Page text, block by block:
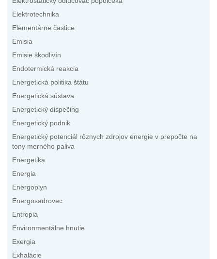
Elektrotechnika
Elementárne častice
Emisia
Emisie škodlivín
Endotermická reakcia
Energetická politika štátu
Energetická sústava
Energetický dispečing
Energetický podnik
Energetický potenciál rôznych zdrojov energie v prepočte na
tony merného paliva
Energetika
Energia
Energoplyn
Energosadrovec
Entropia
Environmentálne hnutie
Exergia
Exhalácie